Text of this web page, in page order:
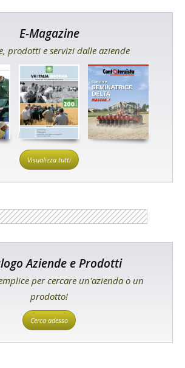
E-Magazine
prodotti e servizi dalle aziende
Visualizza tutti
Aziende e Prodotti
per cercare un'azienda o un
prodotto!
Cerca adesso